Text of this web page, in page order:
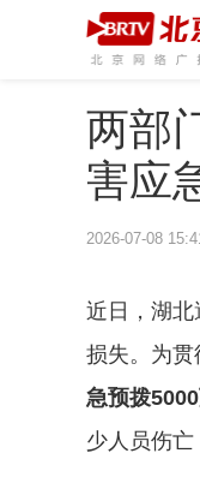
两部
害应
2026-07-08
近日，湖
损失。为贯
急预拨
少人员伤亡